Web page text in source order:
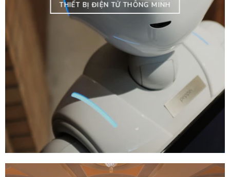
THIẾT BỊ ĐIỆN TỬ THÔNG MINH